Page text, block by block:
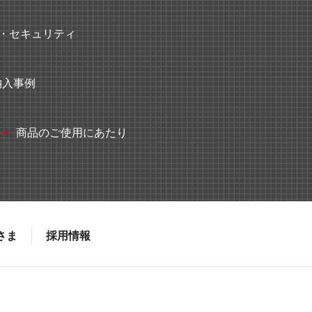
セキュリティ
事例
商品のご使用にあたり
ま 採用情報